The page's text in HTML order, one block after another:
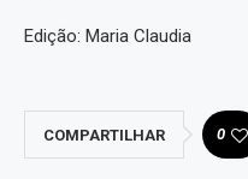
Edição: Maria Claudia
COMPARTILHAR 0